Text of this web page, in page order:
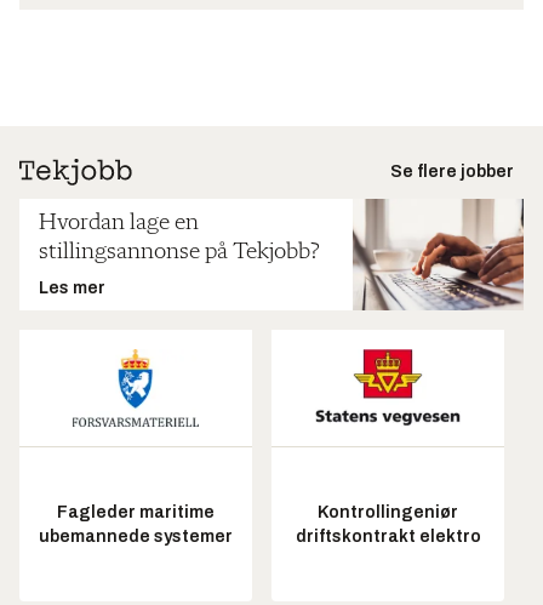
Se flere jobber
Hvordan lage en
stillingsannonse på Tekjobb?
Les mer
Fagleder maritime
ubemannede systemer
Kontrollingeniør
driftskontrakt elektro